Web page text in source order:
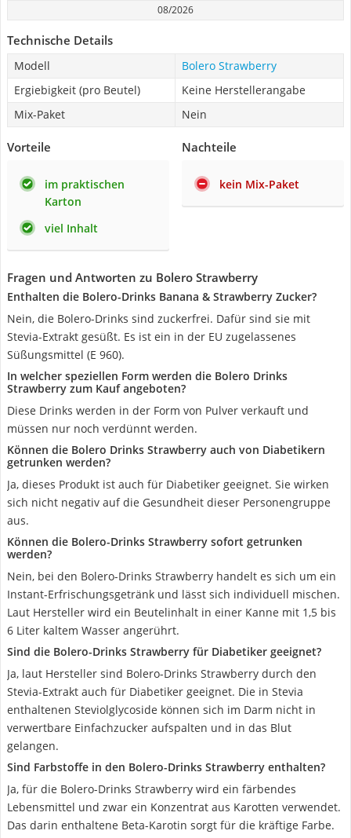
08/2026
Technische Details
Modell
Bolero Strawberry
Ergiebigkeit (pro Beutel)
Keine Herstellerangabe
Mix-Paket
Nein
Vorteile
im praktischen
Karton
viel Inhalt
Nachteile
kein Mix-Paket
Fragen und Antworten zu Bolero Strawberry
Enthalten die Bolero-Drinks Banana & Strawberry Zucker?
Nein, die Bolero-Drinks sind zuckerfrei. Dafür sind sie mit
Stevia-Extrakt gesüßt. Es ist ein in der EU zugelassenes
Süßungsmittel (E 960).
In welcher speziellen Form werden die Bolero Drinks
Strawberry zum Kauf angeboten?
Diese Drinks werden in der Form von Pulver verkauft und
müssen nur noch verdünnt werden.
Können die Bolero Drinks Strawberry auch von Diabetikern
getrunken werden?
Ja, dieses Produkt ist auch für Diabetiker geeignet. Sie wirken
sich nicht negativ auf die Gesundheit dieser Personengruppe
aus.
Können die Bolero-Drinks Strawberry sofort getrunken
werden?
Nein, bei den Bolero-Drinks Strawberry handelt es sich um ein
Instant-Erfrischungsgetränk und lässt sich individuell mischen.
Laut Hersteller wird ein Beutelinhalt in einer Kanne mit 1,5 bis
6 Liter kaltem Wasser angerührt.
Sind die Bolero-Drinks Strawberry für Diabetiker geeignet?
Ja, laut Hersteller sind Bolero-Drinks Strawberry durch den
Stevia-Extrakt auch für Diabetiker geeignet. Die in Stevia
enthaltenen Steviolglycoside können sich im Darm nicht in
verwertbare Einfachzucker aufspalten und in das Blut
gelangen.
Sind Farbstoffe in den Bolero-Drinks Strawberry enthalten?
Ja, für die Bolero-Drinks Strawberry wird ein färbendes
Lebensmittel und zwar ein Konzentrat aus Karotten verwendet.
Das darin enthaltene Beta-Karotin sorgt für die kräftige Farbe.